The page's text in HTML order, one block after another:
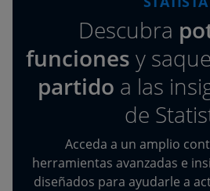
Descubra
funciones y
partido a las
de
Acceda a un amplio
herramientas avanzadas e
diseñados para ayudarle a